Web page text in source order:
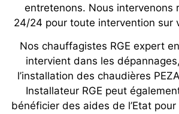
entretenons. Nous intervenons
24/24 pour toute intervention sur
Nos chauffagistes RGE expert
intervient dans les
l’installation des chaudières
Installateur RGE peut
bénéficier des aides de l’Etat